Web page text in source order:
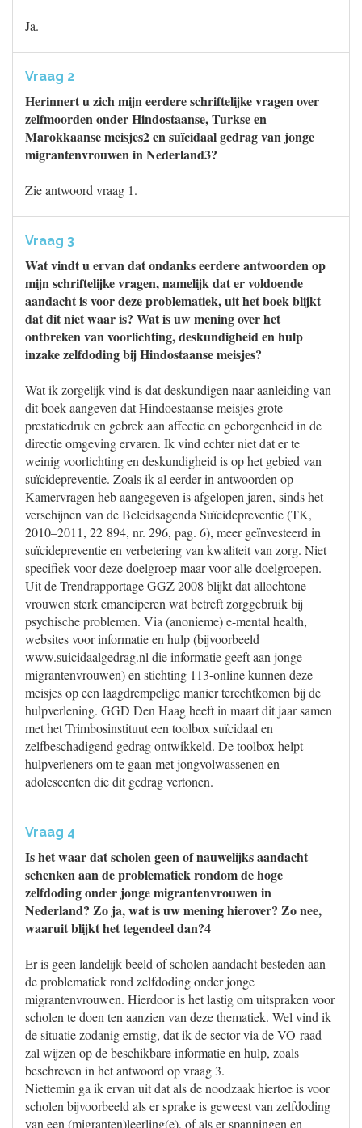
Ja.
Vraag 2
Herinnert u zich mijn eerdere schriftelijke vragen over
zelfmoorden onder Hindostaanse, Turkse en
Marokkaanse meisjes2 en suïcidaal gedrag van jonge
migrantenvrouwen in Nederland3?
Zie antwoord vraag 1.
Vraag 3
Wat vindt u ervan dat ondanks eerdere antwoorden op
mijn schriftelijke vragen, namelijk dat er voldoende
aandacht is voor deze problematiek, uit het boek blijkt
dat dit niet waar is? Wat is uw mening over het
ontbreken van voorlichting, deskundigheid en hulp
inzake zelfdoding bij Hindostaanse meisjes?
Wat ik zorgelijk vind is dat deskundigen naar aanleiding van
dit boek aangeven dat Hindoestaanse meisjes grote
prestatiedruk en gebrek aan affectie en geborgenheid in de
directie omgeving ervaren. Ik vind echter niet dat er te
weinig voorlichting en deskundigheid is op het gebied van
suïcidepreventie. Zoals ik al eerder in antwoorden op
Kamervragen heb aangegeven is afgelopen jaren, sinds het
verschijnen van de Beleidsagenda Suïcidepreventie (TK,
2010–2011, 22 894, nr. 296, pag. 6), meer geïnvesteerd in
suïcidepreventie en verbetering van kwaliteit van zorg. Niet
specifiek voor deze doelgroep maar voor alle doelgroepen.
Uit de Trendrapportage GGZ 2008 blijkt dat allochtone
vrouwen sterk emanciperen wat betreft zorggebruik bij
psychische problemen. Via (anonieme) e-mental health,
websites voor informatie en hulp (bijvoorbeeld
www.suicidaalgedrag.nl die informatie geeft aan jonge
migrantenvrouwen) en stichting 113-online kunnen deze
meisjes op een laagdrempelige manier terechtkomen bij de
hulpverlening. GGD Den Haag heeft in maart dit jaar samen
met het Trimbosinstituut een toolbox suïcidaal en
zelfbeschadigend gedrag ontwikkeld. De toolbox helpt
hulpverleners om te gaan met jongvolwassenen en
adolescenten die dit gedrag vertonen.
Vraag 4
Is het waar dat scholen geen of nauwelijks aandacht
schenken aan de problematiek rondom de hoge
zelfdoding onder jonge migrantenvrouwen in
Nederland? Zo ja, wat is uw mening hierover? Zo nee,
waaruit blijkt het tegendeel dan?4
Er is geen landelijk beeld of scholen aandacht besteden aan
de problematiek rond zelfdoding onder jonge
migrantenvrouwen. Hierdoor is het lastig om uitspraken voor
scholen te doen ten aanzien van deze thematiek. Wel vind ik
de situatie zodanig ernstig, dat ik de sector via de VO-raad
zal wijzen op de beschikbare informatie en hulp, zoals
beschreven in het antwoord op vraag 3.
Niettemin ga ik ervan uit dat als de noodzaak hiertoe is voor
scholen bijvoorbeeld als er sprake is geweest van zelfdoding
van een (migranten)leerling(e), of als er spanningen en